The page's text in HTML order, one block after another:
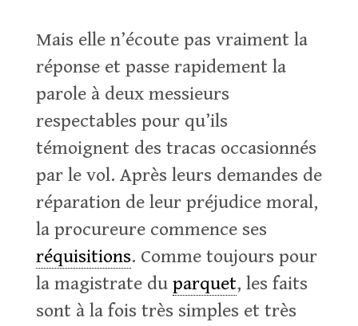
Mais elle n’écoute pas vraiment la
réponse et passe rapidement la
parole à deux messieurs
respectables pour qu’ils
témoignent des tracas occasionnés
par le vol. Après leurs demandes de
réparation de leur préjudice moral,
la procureure commence ses
réquisitions. Comme toujours pour
la magistrate du parquet, les faits
sont à la fois très simples et très